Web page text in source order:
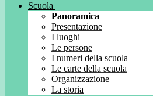
Scuola
Panoramica
Presentazione
I luoghi
Le persone
I numeri della scuola
Le carte della scuola
Organizzazione
La storia